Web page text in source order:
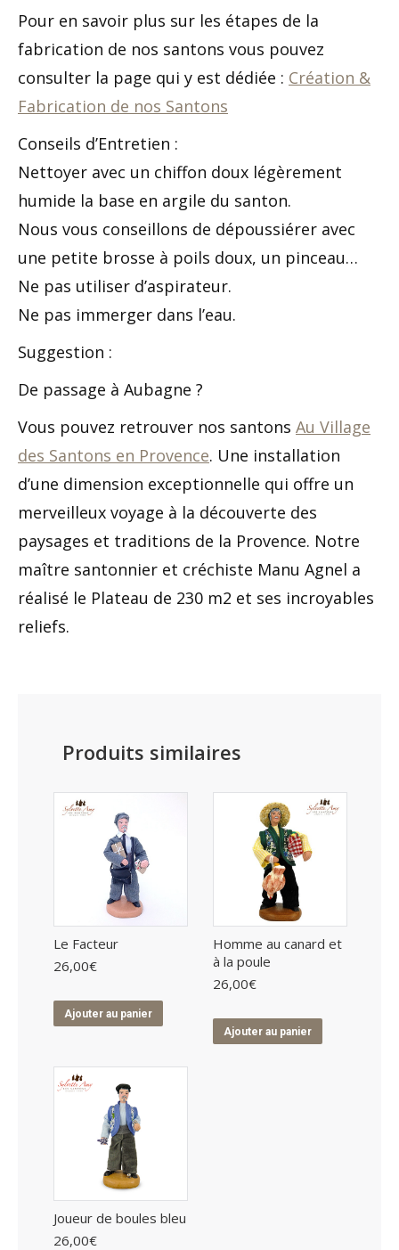
Pour en savoir plus sur les étapes de la
fabrication de nos santons vous pouvez
consulter la page qui y est dédiée : Création &
Fabrication de nos Santons
Conseils d’Entretien :
Nettoyer avec un chiffon doux légèrement
humide la base en argile du santon.
Nous vous conseillons de dépoussiérer avec
une petite brosse à poils doux, un pinceau…
Ne pas utiliser d’aspirateur.
Ne pas immerger dans l’eau.
Suggestion :
De passage à Aubagne ?
Vous pouvez retrouver nos santons Au Village
des Santons en Provence. Une installation
d’une dimension exceptionnelle qui offre un
merveilleux voyage à la découverte des
paysages et traditions de la Provence. Notre
maître santonnier et créchiste Manu Agnel a
réalisé le Plateau de 230 m2 et ses incroyables
reliefs.
Produits similaires
Le Facteur
26,00€
Ajouter au panier
Homme au canard et
à la poule
26,00€
Ajouter au panier
Joueur de boules bleu
26,00€